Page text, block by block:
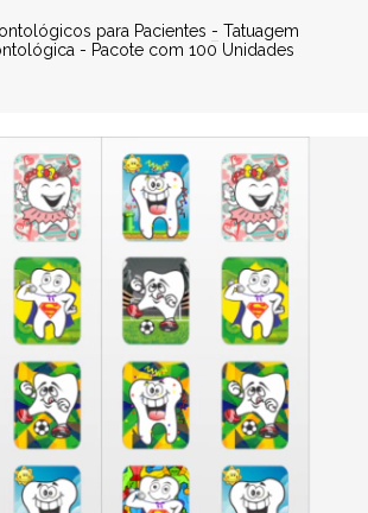
para Pacientes - Tatuagem
- Pacote com 100 Unidades